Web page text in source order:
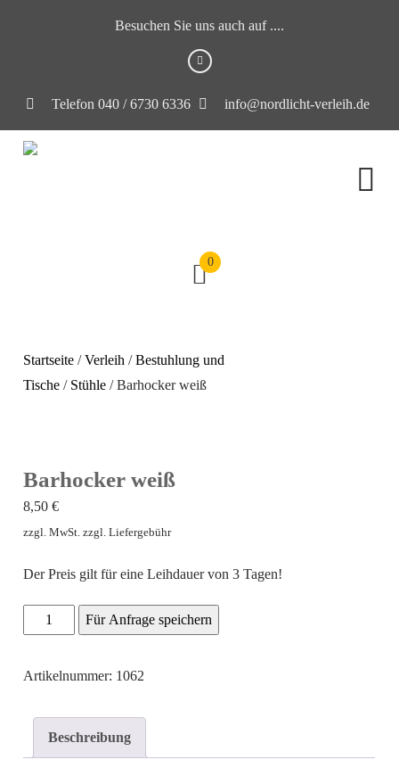
Besuchen Sie uns auch auf ....
Telefon 040 / 6730 6336 info@nordlicht-verleih.de
0
Startseite /Verleih /Bestuhlung und
Tische / Stühle / Barhocker weiß
Barhocker weiß
8,50€
zzgl. MwSt. zzgl. Liefergebühr
Der Preis gilt für eine Leihdauer von 3 Tagen!
Barhocker
Für Anfrage speichern
Artikelnummer: 1062
Beschreibung